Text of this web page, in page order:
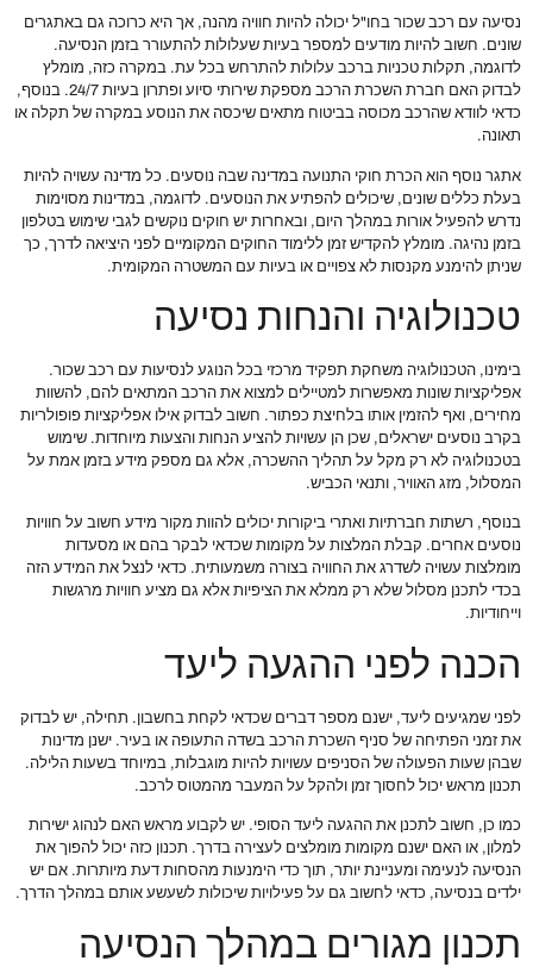
נסיעה עם רכב שכור בחו"ל יכולה להיות חוויה מהנה, אך היא כרוכה גם באתגרים
שונים. חשוב להיות מודעים למספר בעיות שעלולות להתעורר בזמן הנסיעה.
לדוגמה, תקלות טכניות ברכב עלולות להתרחש בכל עת. במקרה כזה, מומלץ
לבדוק האם חברת השכרת הרכב מספקת שירותי סיוע ופתרון בעיות 24/7. בנוסף,
כדאי לוודא שהרכב מכוסה בביטוח מתאים שיכסה את הנוסע במקרה של תקלה או
תאונה.
אתגר נוסף הוא הכרת חוקי התנועה במדינה שבה נוסעים. כל מדינה עשויה להיות
בעלת כללים שונים, שיכולים להפתיע את הנוסעים. לדוגמה, במדינות מסוימות
נדרש להפעיל אורות במהלך היום, ובאחרות יש חוקים נוקשים לגבי שימוש בטלפון
בזמן נהיגה. מומלץ להקדיש זמן ללימוד החוקים המקומיים לפני היציאה לדרך, כך
שניתן להימנע מקנסות לא צפויים או בעיות עם המשטרה המקומית.
טכנולוגיה והנחות נסיעה
בימינו, הטכנולוגיה משחקת תפקיד מרכזי בכל הנוגע לנסיעות עם רכב שכור.
אפליקציות שונות מאפשרות למטיילים למצוא את הרכב המתאים להם, להשוות
מחירים, ואף להזמין אותו בלחיצת כפתור. חשוב לבדוק אילו אפליקציות פופולריות
בקרב נוסעים ישראלים, שכן הן עשויות להציע הנחות והצעות מיוחדות. שימוש
בטכנולוגיה לא רק מקל על תהליך ההשכרה, אלא גם מספק מידע בזמן אמת על
המסלול, מזג האוויר, ותנאי הכביש.
בנוסף, רשתות חברתיות ואתרי ביקורות יכולים להוות מקור מידע חשוב על חוויות
נוסעים אחרים. קבלת המלצות על מקומות שכדאי לבקר בהם או מסעדות
מומלצות עשויה לשדרג את החוויה בצורה משמעותית. כדאי לנצל את המידע הזה
בכדי לתכנן מסלול שלא רק ממלא את הציפיות אלא גם מציע חוויות מרגשות
וייחודיות.
הכנה לפני ההגעה ליעד
לפני שמגיעים ליעד, ישנם מספר דברים שכדאי לקחת בחשבון. תחילה, יש לבדוק
את זמני הפתיחה של סניף השכרת הרכב בשדה התעופה או בעיר. ישנן מדינות
שבהן שעות הפעולה של הסניפים עשויות להיות מוגבלות, במיוחד בשעות הלילה.
תכנון מראש יכול לחסוך זמן ולהקל על המעבר מהמטוס לרכב.
כמו כן, חשוב לתכנן את ההגעה ליעד הסופי. יש לקבוע מראש האם לנהוג ישירות
למלון, או האם ישנם מקומות מומלצים לעצירה בדרך. תכנון כזה יכול להפוך את
הנסיעה לנעימה ומעניינת יותר, תוך כדי הימנעות מהסחות דעת מיותרות. אם יש
ילדים בנסיעה, כדאי לחשוב גם על פעילויות שיכולות לשעשע אותם במהלך הדרך.
תכנון מגורים במהלך הנסיעה